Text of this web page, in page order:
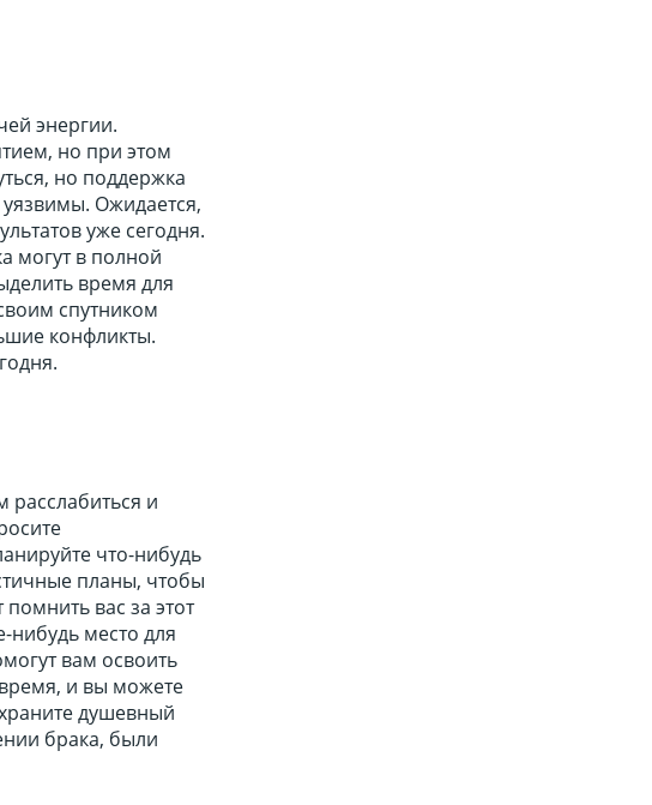
энергии.
но при этом
но поддержка
Ожидается,
уже сегодня.
могут в полной
время для
спутником
конфликты.
расслабиться и
что-нибудь
планы, чтобы
вас за этот
нибудь место для
вам освоить
и вы можете
душевный
брака, были